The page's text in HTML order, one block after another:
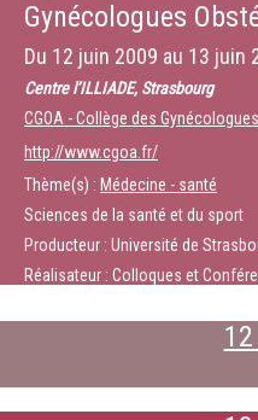
Gynécologues
Du 12 juin 2009 au 13 juin
Centre l’ILLIADE, Strasbourg
CGOA - Collège des
http://www.cgoa.fr/
Thème(s) : Médecine - santé
Sciences de la santé et du sport
Producteur : Université de
Réalisateur : Colloques et